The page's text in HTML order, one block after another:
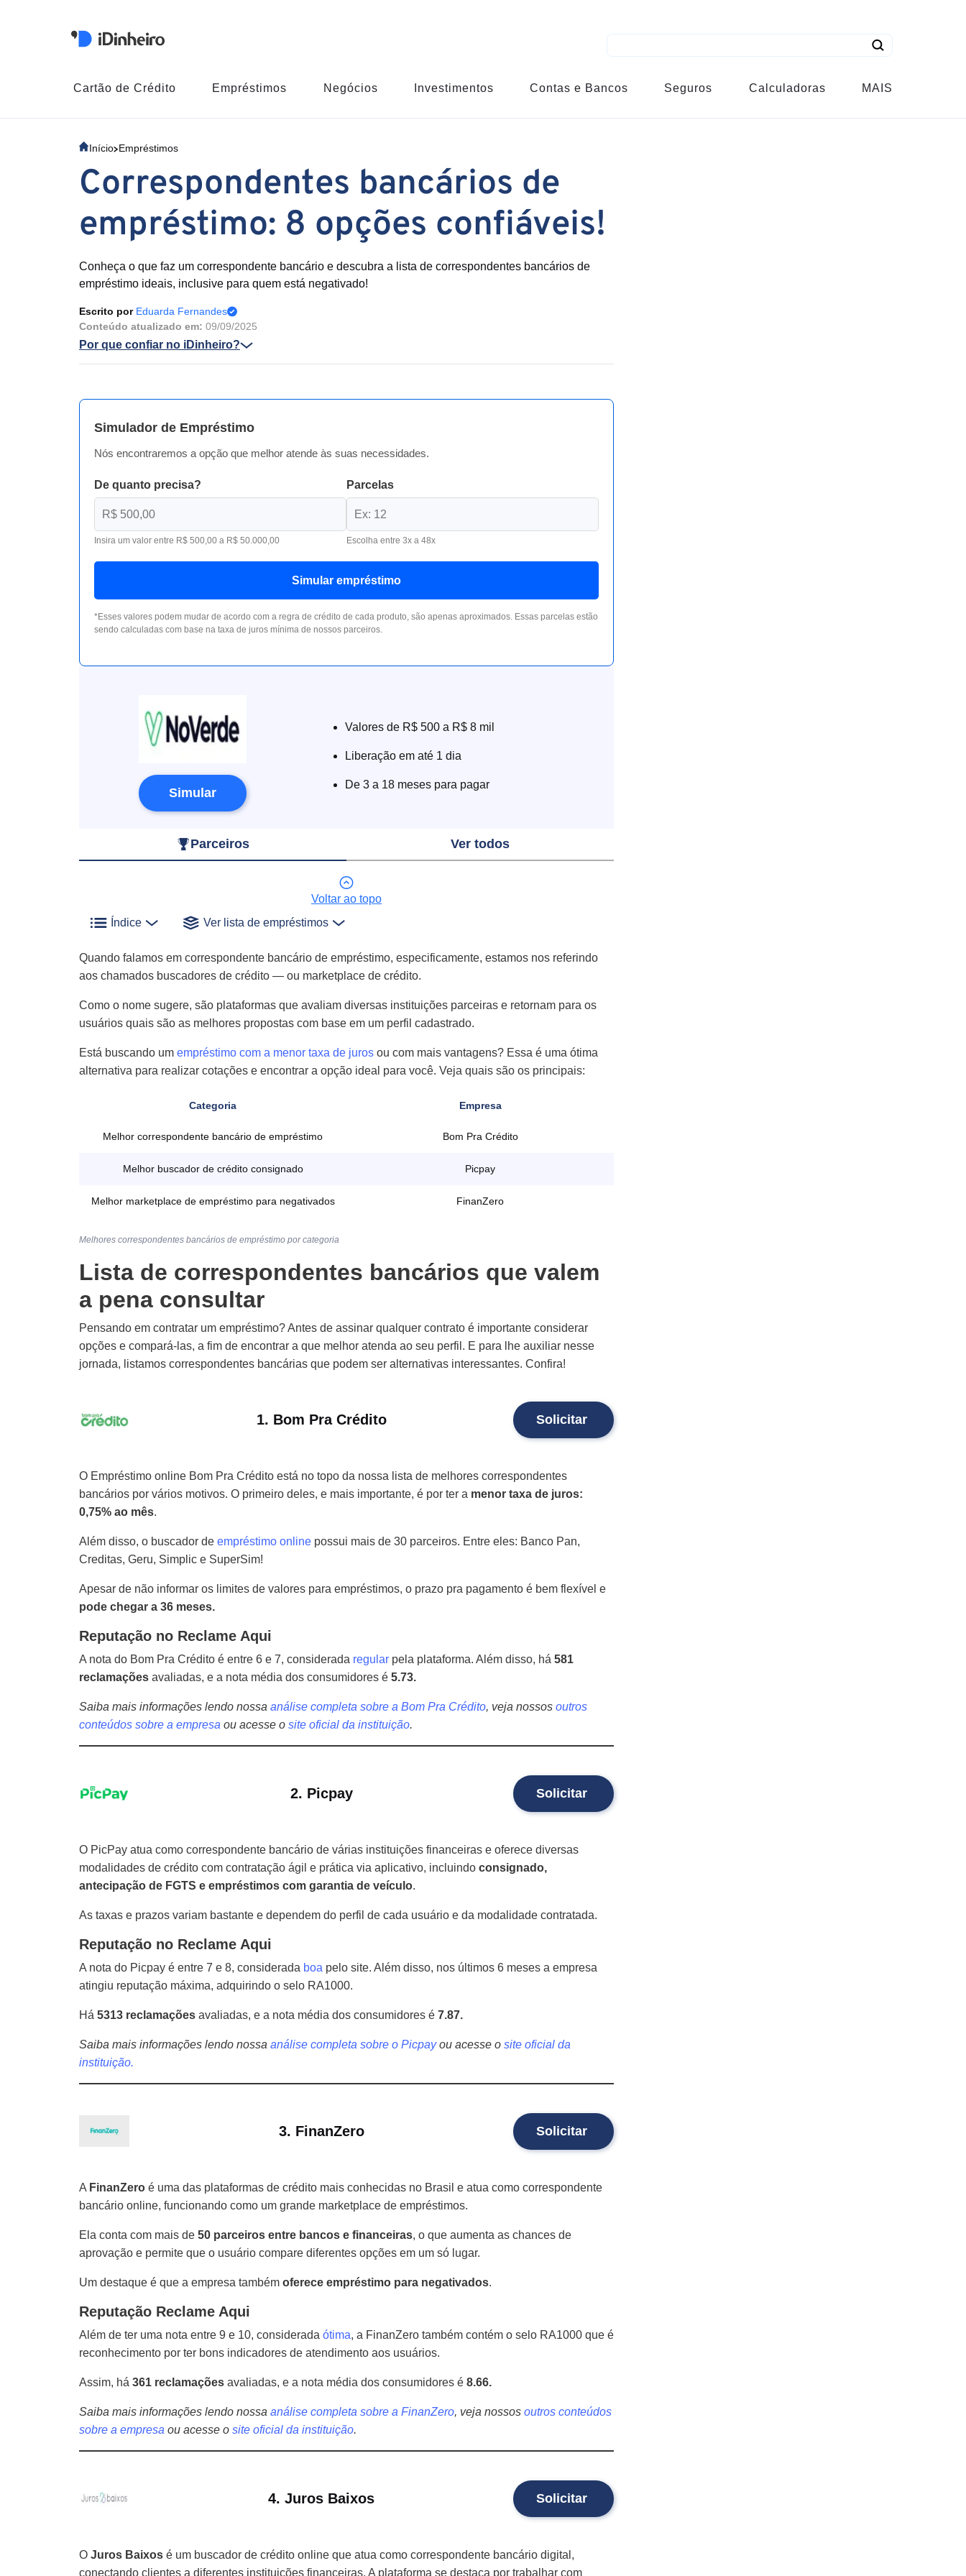
Cartão de Crédito Empréstimos Negócios Investimentos Contas e Bancos Seguros Calculadoras MAIS
Início Empréstimos
Correspondentes bancários de
empréstimo: 8 opções confiáveis!
Conheça o que faz um correspondente bancário e descubra a lista de correspondentes bancários de
empréstimo ideais, inclusive para quem está negativado!
Escrito por Eduarda Fernandes
Conteúdo atualizado em: 09/09/2025
Por que confiar no iDinheiro?
Simulador de Empréstimo
Nós encontraremos a opção que melhor atende às suas necessidades.
De quanto precisa?
Insira um valor entre R$ 500,00 a R$ 50.000,00
Parcelas
Escolha entre 3x a 48x
Simular empréstimo
*Esses valores podem mudar de acordo com a regra de crédito de cada produto, são apenas aproximados. Essas parcelas estão
sendo calculadas com base na taxa de juros mínima de nossos parceiros.
Simular
Valores de R$ 500 a R$ 8 mil
Liberação em até 1 dia
De 3 a 18 meses para pagar
Parceiros Ver todos
Voltar ao topo
Índice
Ver lista de empréstimos
Quando falamos em correspondente bancário de empréstimo, especificamente, estamos nos referindo
aos chamados buscadores de crédito — ou marketplace de crédito.
Como o nome sugere, são plataformas que avaliam diversas instituições parceiras e retornam para os
usuários quais são as melhores propostas com base em um perfil cadastrado.
Está buscando um empréstimo com a menor taxa de juros ou com mais vantagens? Essa é uma ótima
alternativa para realizar cotações e encontrar a opção ideal para você. Veja quais são os principais:
Categoria Empresa
Melhor correspondente bancário de empréstimo Bom Pra Crédito
Melhor buscador de crédito consignado Picpay
Melhor marketplace de empréstimo para negativados FinanZero
Melhores correspondentes bancários de empréstimo por categoria
Lista de correspondentes bancários que valem
a pena consultar
Pensando em contratar um empréstimo? Antes de assinar qualquer contrato é importante considerar
opções e compará-las, a fim de encontrar a que melhor atenda ao seu perfil. E para lhe auxiliar nesse
jornada, listamos correspondentes bancárias que podem ser alternativas interessantes. Confira!
1. Bom Pra Crédito Solicitar
O Empréstimo online Bom Pra Crédito está no topo da nossa lista de melhores correspondentes
bancários por vários motivos. O primeiro deles, e mais importante, é por ter a menor taxa de juros:
0,75% ao mês.
Além disso, o buscador de empréstimo online possui mais de 30 parceiros. Entre eles: Banco Pan,
Creditas, Geru, Simplic e SuperSim!
Apesar de não informar os limites de valores para empréstimos, o prazo pra pagamento é bem flexível e
pode chegar a 36 meses.
Reputação no Reclame Aqui
A nota do Bom Pra Crédito é entre 6 e 7, considerada regular pela plataforma. Além disso, há 581
reclamações avaliadas, e a nota média dos consumidores é 5.73.
Saiba mais informações lendo nossa análise completa sobre a Bom Pra Crédito, veja nossos outros
conteúdos sobre a empresa ou acesse o site oficial da instituição.
2. Picpay Solicitar
O PicPay atua como correspondente bancário de várias instituições financeiras e oferece diversas
modalidades de crédito com contratação ágil e prática via aplicativo, incluindo consignado,
antecipação de FGTS e empréstimos com garantia de veículo.
As taxas e prazos variam bastante e dependem do perfil de cada usuário e da modalidade contratada.
Reputação no Reclame Aqui
A nota do Picpay é entre 7 e 8, considerada boa pelo site. Além disso, nos últimos 6 meses a empresa
atingiu reputação máxima, adquirindo o selo RA1000.
Há 5313 reclamações avaliadas, e a nota média dos consumidores é 7.87.
Saiba mais informações lendo nossa análise completa sobre o Picpay ou acesse o site oficial da
instituição.
3. FinanZero Solicitar
A FinanZero é uma das plataformas de crédito mais conhecidas no Brasil e atua como correspondente
bancário online, funcionando como um grande marketplace de empréstimos.
Ela conta com mais de 50 parceiros entre bancos e financeiras, o que aumenta as chances de
aprovação e permite que o usuário compare diferentes opções em um só lugar.
Um destaque é que a empresa também oferece empréstimo para negativados.
Reputação Reclame Aqui
Além de ter uma nota entre 9 e 10, considerada ótima, a FinanZero também contém o selo RA1000 que é
reconhecimento por ter bons indicadores de atendimento aos usuários.
Assim, há 361 reclamações avaliadas, e a nota média dos consumidores é 8.66.
Saiba mais informações lendo nossa análise completa sobre a FinanZero, veja nossos outros conteúdos
sobre a empresa ou acesse o site oficial da instituição.
4. Juros Baixos Solicitar
O Juros Baixos é um buscador de crédito online que atua como correspondente bancário digital,
conectando clientes a diferentes instituições financeiras. A plataforma se destaca por trabalhar com